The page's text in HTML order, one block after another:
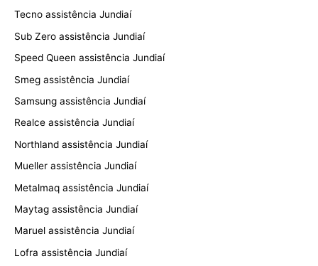
Tecno assistência Jundiaí
Sub Zero assistência Jundiaí
Speed Queen assistência Jundiaí
Smeg assistência Jundiaí
Samsung assistência Jundiaí
Realce assistência Jundiaí
Northland assistência Jundiaí
Mueller assistência Jundiaí
Metalmaq assistência Jundiaí
Maytag assistência Jundiaí
Maruel assistência Jundiaí
Lofra assistência Jundiaí